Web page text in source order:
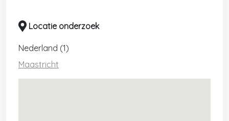
Locatie onderzoek
Nederland (1)
Maastricht